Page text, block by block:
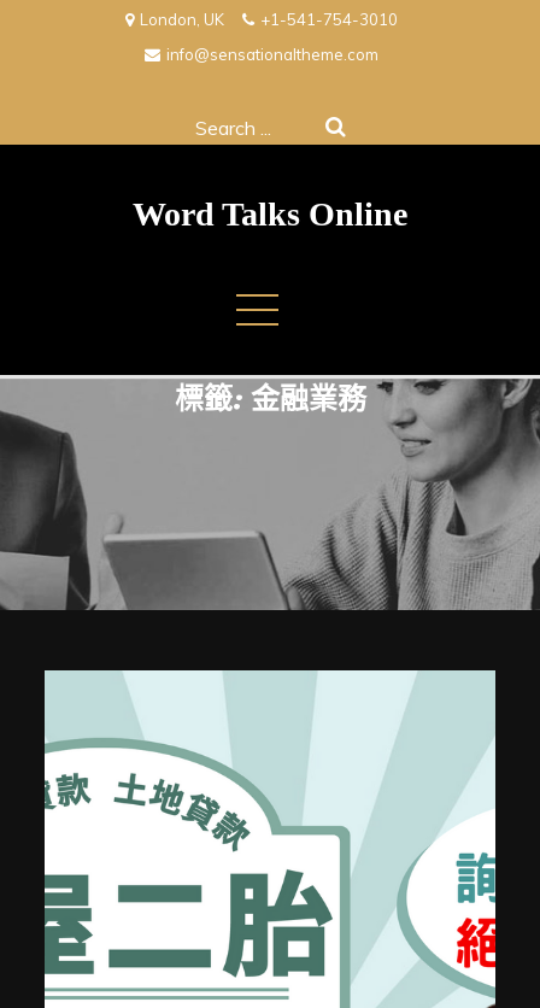
London, UK
+1-541-754-3010
info@sensationaltheme.com
Search
Word Talks Online
標籤: 金融業務